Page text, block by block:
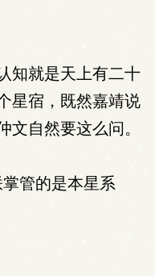
知就是天上有二十
星宿，既然嘉靖说
文自然要这么问。
管的是本星系